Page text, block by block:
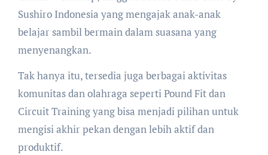
Sushiro Indonesia yang mengajak anak-anak
belajar sambil bermain dalam suasana yang
menyenangkan.
Tak hanya itu, tersedia juga berbagai aktivitas
komunitas dan olahraga seperti Pound Fit dan
Circuit Training yang bisa menjadi pilihan untuk
mengisi akhir pekan dengan lebih aktif dan
produktif.